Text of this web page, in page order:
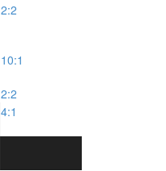
2:2
10:1
2:2
4:1